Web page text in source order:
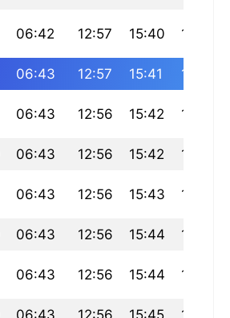
06:42 12:57 15:40 19:11
06:43 12:57 15:41 19:11
06:43 12:56 15:42 19:10
06:43 12:56 15:42 19:10
06:43 12:56 15:43 19:10
06:43 12:56 15:44 19:09
06:43 12:56 15:44 19:09